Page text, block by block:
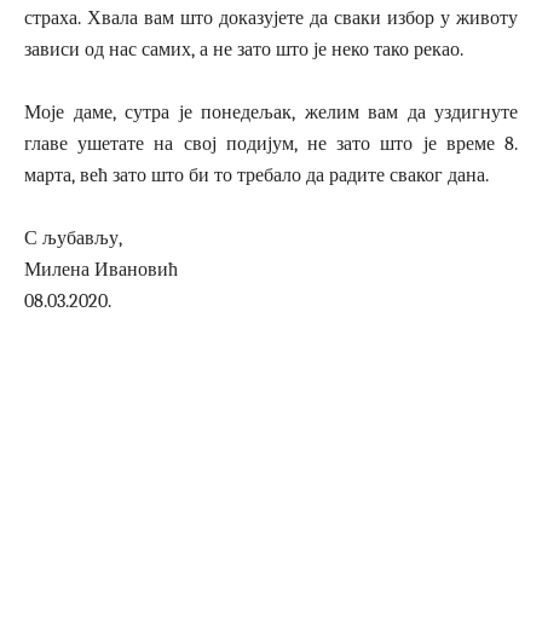
страха. Хвала вам што доказујете да сваки избор у животу
зависи од нас самих, а не зато што је неко тако рекао.
Моје даме, сутра је понедељак, желим вам да уздигнуте
главе ушетате на свој подијум, не зато што је време 8.
марта, већ зато што би то требало да радите сваког дана.
С љубављу,
Милена Ивановић
08.03.2020.